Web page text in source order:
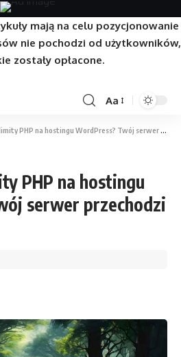
ma charakter reklamowy, a
mają na celu pozycjonowanie
nie pochodzi od użytkowników,
zostały opłacone.
Aa
PHP na hostingu WordPress? Twój serwer przechodzi reset
PHP na hostingu
serwer przechodzi